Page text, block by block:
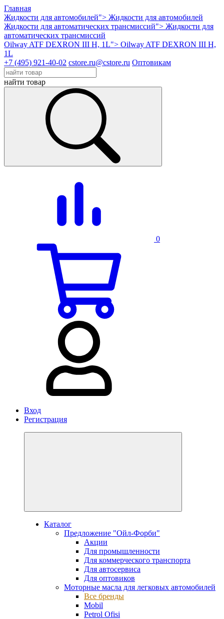
Главная
Жидкости для автомобилей"> Жидкости для автомобилей
Жидкости для автоматических трансмиссий"> Жидкости для
автоматических трансмиссий
Oilway ATF DEXRON III H, 1L"> Oilway ATF DEXRON III H,
1L
+7 (495) 921-40-02 cstore.ru@cstore.ru Оптовикам
найти товар
0
Вход
Регистрация
Каталог
Предложение "Ойл-Форби"
Акции
Для промышленности
Для коммерческого транспорта
Для автосервиса
Для оптовиков
Моторные масла для легковых автомобилей
Все бренды
Mobil
Petrol Ofisi